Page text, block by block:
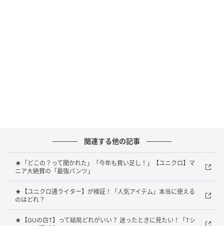
関連する他の記事
★「どこの？って聞かれた」「今年も買い足し！」【ユニクロ】マ
ニア大絶賛の「最強パンツ」
★【ユニクロ通ライター】が検証！「人気アイテム」本当に使える
のはどれ？
★【GUの白T】って結局どれがいい？ 迷ったときに見たい！「Tシ